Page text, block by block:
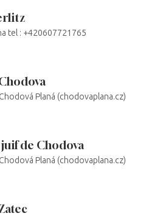
tel : +420607721765
Planá (chodovaplana.cz)
de Chodova
Planá (chodovaplana.cz)